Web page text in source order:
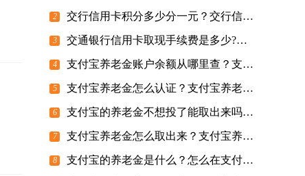
2 交行信用卡积分多少分一元？交行信用卡分期利率是多少?
3 交通银行信用卡取现手续费是多少?交行信用卡额度一般是多少?
4 支付宝养老金账户余额从哪里查？支付宝养老金账户余额怎么提现？
5 支付宝养老金怎么认证？支付宝养老金账户怎么注销？
6 支付宝的养老金不想投了能取出来吗？支付宝养老金退保1万损失多少？
7 支付宝养老金怎么取出来？支付宝养老金有人投吗？
8 支付宝的养老金是什么？怎么在支付宝查养老保险？